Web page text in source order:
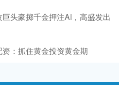
头豪掷千金押注AI，高盛发出
：抓住黄金投资黄金期